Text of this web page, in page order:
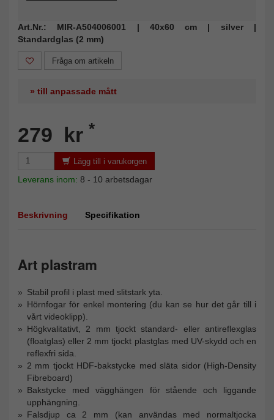
Art.Nr.: MIR-A504006001 | 40x60 cm | silver |
Standardglas (2 mm)
Fråga om artikeln
» till anpassade mått
279 kr *
Lägg till i varukorgen
Leverans inom: 8 - 10 arbetsdagar
Beskrivning Specifikation
Art plastram
Stabil profil i plast med slitstark yta.
Hörnfogar för enkel montering (du kan se hur det går till i
vårt videoklipp).
Högkvalitativt, 2 mm tjockt standard- eller antireflexglas
(floatglas) eller 2 mm tjockt plastglas med UV-skydd och en
reflexfri sida.
2 mm tjockt HDF-bakstycke med släta sidor (High-Density
Fibreboard)
Bakstycke med vägghängen för stående och liggande
upphängning.
Falsdjup ca 2 mm (kan användas med normaltjocka